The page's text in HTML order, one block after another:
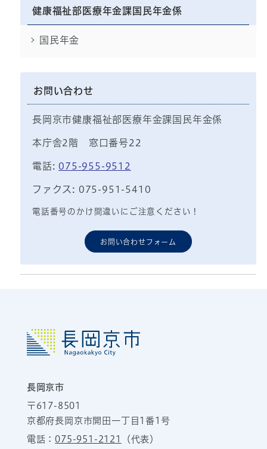
健康福祉部医療年金課国民年金係
国民年金
お問い合わせ
長岡京市健康福祉部医療年金課国民年金係
本庁舎2階 窓口番号22
電話: 075-955-9512
ファクス: 075-951-5410
電話番号のかけ間違いにご注意ください！
お問い合わせフォーム
長岡京市
〒617-8501
京都府長岡京市開田一丁目1番1号
電話：075-951-2121
（代表）